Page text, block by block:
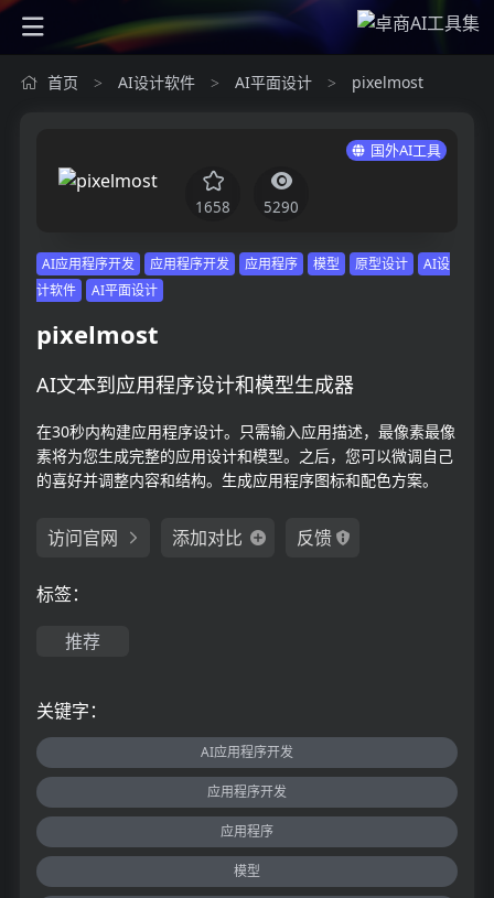
首页 > AI设计软件 > AI平面设计 > pixelmost
国外AI工具
1658 5290
AI应用程序开发 应用程序开发 应用程序 模型 原型设计
AI设
计软件
AI平面设计
pixelmost
AI文本到应用程序设计和模型生成器
在30秒内构建应用程序设计。只需输入应用描述，最像素最像
素将为您生成完整的应用设计和模型。之后，您可以微调自己
的喜好并调整内容和结构。生成应用程序图标和配色方案。
访问官网 添加对比 反馈
标签：
推荐
关键字：
AI应用程序开发
应用程序开发
应用程序
模型